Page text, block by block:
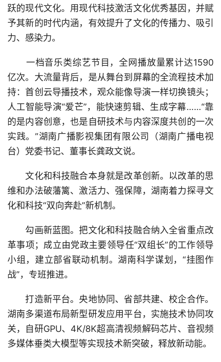
跃的现代文化。用现代科技激活文化优秀基因，并赋
予其新的时代内涵，有效提升了文化的传播力、吸引
力、感染力。
一档音乐类综艺节目，全网播放量累计达1590
亿次。大流量背后，是从舞台到屏幕的全流程技术加
持：首创云导播技术，观众能像导演一样切换镜头；
人工智能导演“爱芒”，能快速剪辑、生成字幕……“靠
的是内容创意，也是自研技术与内容深度共创的一次
实践。”湖南广播影视集团有限公司（湖南广播电视
台）党委书记、董事长龚政文说。
文化和科技融合本身就是改革创新。以改革的思
维和办法破藩篱、激活力、强保障，湖南着力探寻文
化和科技“双向奔赴”新机制。
勾画新蓝图。把文化和科技融合纳入全省重点改
革事项；成立由党政主要领导任“双组长”的工作领导
小组，建立部省联动机制。湖南科学谋划，“挂图作
战”，专班推进。
打造新平台。央地协同、省部共建、校企合作。
湖南多渠道布局新型研发应用平台，实施技术协同攻
关，自研GPU、4K/8K超高清视频解码芯片、音视频
多媒体垂类大模型等实现技术新突破，释放新动能。